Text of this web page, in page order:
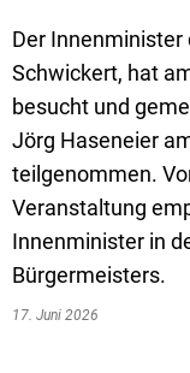
Livestream
Wahlergebnisse
Der Innenminister
Schwickert, hat
besucht und
Jörg Haseneier
teilgenommen.
Veranstaltung
Innenminister in
Bürgermeisters.
17. Juni 2026